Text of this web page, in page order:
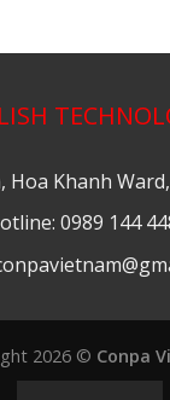
Hoa Khanh
0989 144
2026 © Conpa